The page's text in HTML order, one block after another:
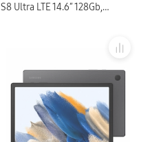
S8 Ultra LTE 14.6″ 128Gb,